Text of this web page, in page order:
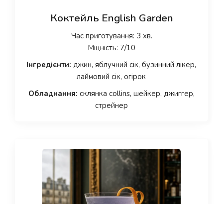
Коктейль English Garden
Час приготування: 3 хв.
Міцність: 7/10
Інгредієнти: джин, яблучний сік, бузинний лікер,
лаймовий сік, огірок
Обладнання: склянка collins, шейкер, джиггер,
стрейнер